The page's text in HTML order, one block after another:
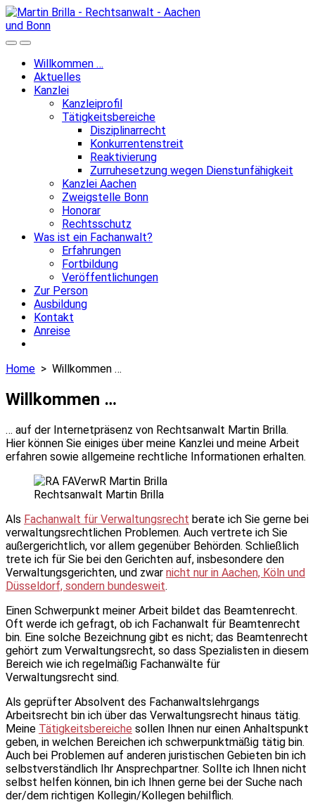
Skip
to
content
Search
Toggle
Menu
Willkommen …
Aktuelles
Kanzlei
Kanzleiprofil
Tätigkeitsbereiche
Disziplinarrecht
Konkurrentenstreit
Reaktivierung
Zurruhesetzung wegen Dienstunfähigkeit
Kanzlei Aachen
Zweigstelle Bonn
Honorar
Rechtsschutz
Was ist ein Fachanwalt?
Erfahrungen
Fortbildung
Veröffentlichungen
Zur Person
Ausbildung
Kontakt
Anreise
Home > Willkommen …
Willkommen …
… auf der Internetpräsenz von Rechtsanwalt Martin Brilla.
Hier können Sie einiges über meine Kanzlei und meine Arbeit
erfahren sowie allgemeine rechtliche Informationen erhalten.
Rechtsanwalt Martin Brilla
Als Fachanwalt für Verwaltungsrecht berate ich Sie gerne bei
verwaltungsrechtlichen Problemen. Auch vertrete ich Sie
außergerichtlich, vor allem gegenüber Behörden. Schließlich
trete ich für Sie bei den Gerichten auf, insbesondere den
Verwaltungsgerichten, und zwar nicht nur in Aachen, Köln und
Düsseldorf, sondern bundesweit.
Einen Schwerpunkt meiner Arbeit bildet das Beamtenrecht.
Oft werde ich gefragt, ob ich Fachanwalt für Beamtenrecht
bin. Eine solche Bezeichnung gibt es nicht; das Beamtenrecht
gehört zum Verwaltungsrecht, so dass Spezialisten in diesem
Bereich wie ich regelmäßig Fachanwälte für
Verwaltungsrecht sind.
Als geprüfter Absolvent des Fachanwaltslehrgangs
Arbeitsrecht bin ich über das Verwaltungsrecht hinaus tätig.
Meine Tätigkeitsbereiche sollen Ihnen nur einen Anhaltspunkt
geben, in welchen Bereichen ich schwerpunktmäßig tätig bin.
Auch bei Problemen auf anderen juristischen Gebieten bin ich
selbstverständlich Ihr Ansprechpartner. Sollte ich Ihnen nicht
selbst helfen können, bin ich Ihnen gerne bei der Suche nach
der/dem richtigen Kollegin/Kollegen behilflich.